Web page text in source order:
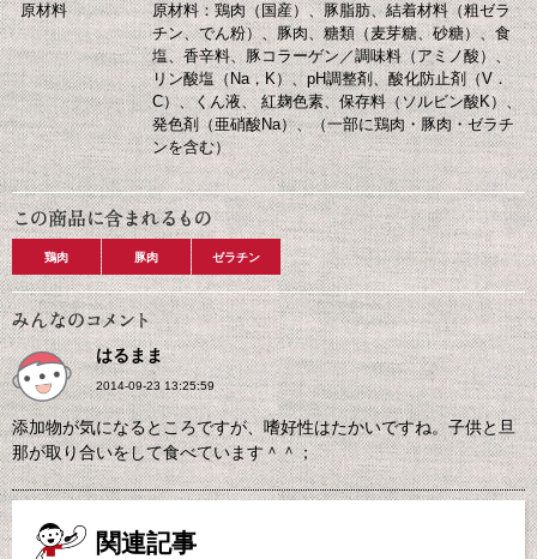
原材料
原材料：鶏肉（国産）、豚脂肪、結着材料（粗ゼラ
チン、でん粉）、豚肉、糖類（麦芽糖、砂糖）、食
塩、香辛料、豚コラーゲン／調味料（アミノ酸）、
リン酸塩（Na，K）、pH調整剤、酸化防止剤（V．
C）、くん液、 紅麹色素、保存料（ソルビン酸K）、
発色剤（亜硝酸Na）、（一部に鶏肉・豚肉・ゼラチ
ンを含む）
鶏肉 豚肉 ゼラチン
はるまま
2014-09-23 13:25:59
添加物が気になるところですが、嗜好性はたかいですね。子供と旦
那が取り合いをして食べています＾＾；
関連記事